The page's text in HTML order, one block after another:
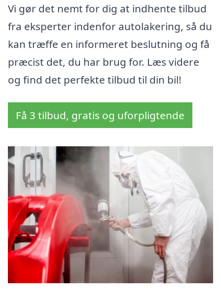
Vi gør det nemt for dig at indhente tilbud
fra eksperter indenfor autolakering, så du
kan træffe en informeret beslutning og få
præcist det, du har brug for. Læs videre
og find det perfekte tilbud til din bil!
Få 3 tilbud, gratis og uforpligtende